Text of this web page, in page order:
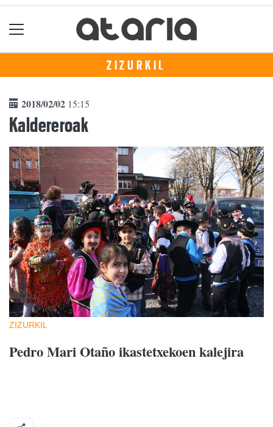
ZIZURKIL
2018/02/02 15:15
Kaldereroak
ZIZURKIL
Pedro Mari Otaño ikastetxekoen kalejira